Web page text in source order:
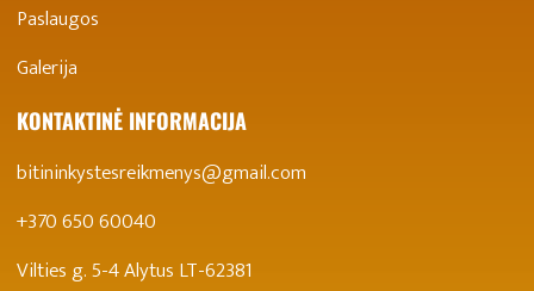
Paslaugos
Galerija
KONTAKTINĖ INFORMACIJA
bitininkystesreikmenys@gmail.com
+370 650 60040
Vilties g. 5-4 Alytus LT-62381